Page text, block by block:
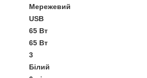
Мережевий
USB
65 Вт
65 Вт
3
Білий